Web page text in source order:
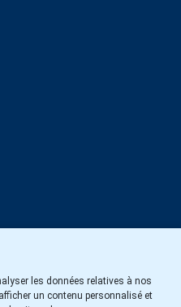
les données relatives à nos
un contenu personnalisé et